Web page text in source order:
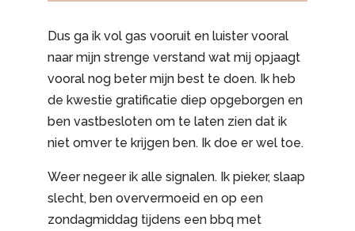
Dus ga ik vol gas vooruit en luister vooral
naar mijn strenge verstand wat mij opjaagt
vooral nog beter mijn best te doen. Ik heb
de kwestie gratificatie diep opgeborgen en
ben vastbesloten om te laten zien dat ik
niet omver te krijgen ben. Ik doe er wel toe.
Weer negeer ik alle signalen. Ik pieker, slaap
slecht, ben oververmoeid en op een
zondagmiddag tijdens een bbq met